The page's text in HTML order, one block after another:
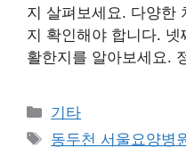
지 살펴보세요. 다양한
지 확인해야 합니다.
활한지를 알아보세요.
Categories
기타
Tags
동두천 서울요양병